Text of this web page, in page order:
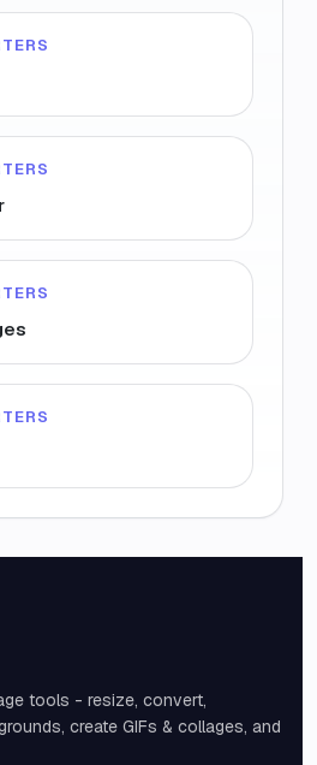
tools - resize, convert,
create GIFs & collages, and